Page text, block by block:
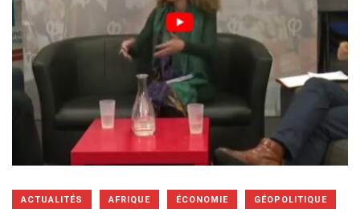
ACTUALITÉS AFRIQUE ÉCONOMIE GÉOPOLITIQUE